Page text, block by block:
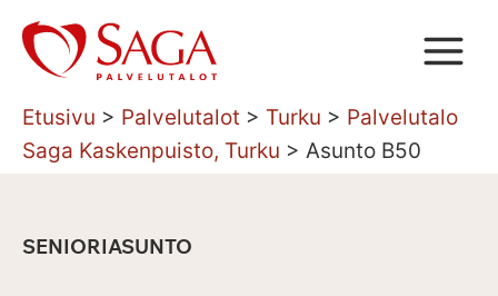
Siirry
sisältöön
Etusivu > Palvelutalot > Turku > Palvelutalo
Saga Kaskenpuisto, Turku > Asunto B50
SENIORIASUNTO